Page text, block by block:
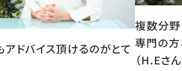
ドバイス頂けるのがとて
複数分
専門の
（H.Eさ